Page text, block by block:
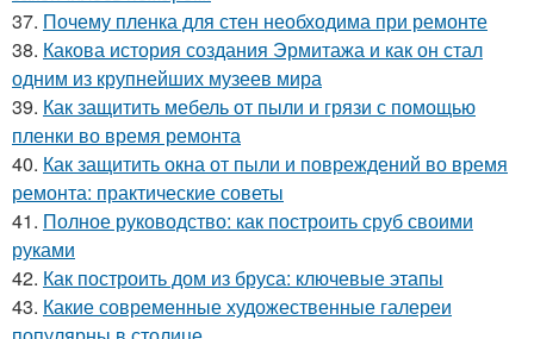
37. Почему пленка для стен необходима при ремонте
38. Какова история создания Эрмитажа и как он стал
одним из крупнейших музеев мира
39. Как защитить мебель от пыли и грязи с помощью
пленки во время ремонта
40. Как защитить окна от пыли и повреждений во время
ремонта: практические советы
41. Полное руководство: как построить сруб своими
руками
42. Как построить дом из бруса: ключевые этапы
43. Какие современные художественные галереи